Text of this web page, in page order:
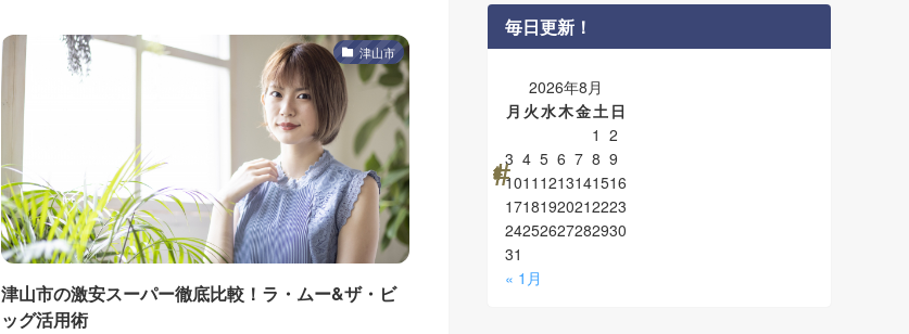
津山市
津山市の激安スーパー徹底比較！ラ・ムー&ザ・ビ
ッグ活用術
毎日更新！
2026年8月
月 火水木金土 日
1 2
3 4 5 6 7 8 9
1011 1213141516
17181920212223
24252627282930
31
« 1月